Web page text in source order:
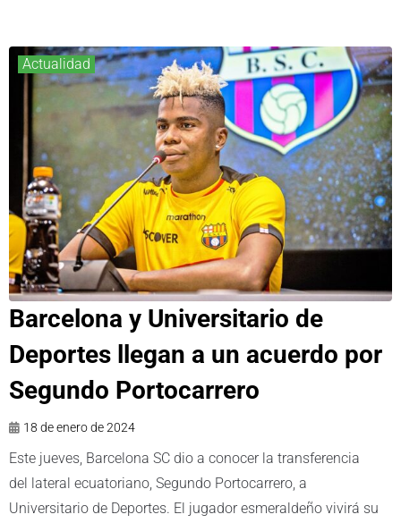
Actualidad
Barcelona y Universitario de
Deportes llegan a un acuerdo por
Segundo Portocarrero
18 de enero de 2024
Este jueves, Barcelona SC dio a conocer la transferencia
del lateral ecuatoriano, Segundo Portocarrero, a
Universitario de Deportes. El jugador esmeraldeño vivirá su